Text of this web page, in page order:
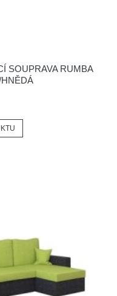
SOUPRAVA RUMBA